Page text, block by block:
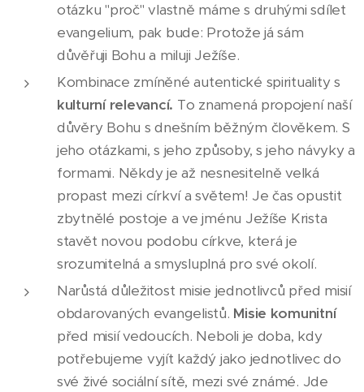
otázku "proč" vlastně máme s druhými sdílet
evangelium, pak bude: Protože já sám
důvěřuji Bohu a miluji Ježíše.
Kombinace zmíněné autentické spirituality s
kulturní relevancí. To znamená propojení naší
důvěry Bohu s dnešním běžným člověkem. S
jeho otázkami, s jeho způsoby, s jeho návyky a
formami. Někdy je až nesnesitelně velká
propast mezi církví a světem! Je čas opustit
zbytnělé postoje a ve jménu Ježíše Krista
stavět novou podobu církve, která je
srozumitelná a smysluplná pro své okolí.
Narůstá důležitost misie jednotlivců před misií
obdarovaných evangelistů. Misie komunitní
před misií vedoucích. Neboli je doba, kdy
potřebujeme vyjít každý jako jednotlivec do
své živé sociální sítě, mezi své známé. Jde